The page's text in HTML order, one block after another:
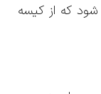
که از کیسه